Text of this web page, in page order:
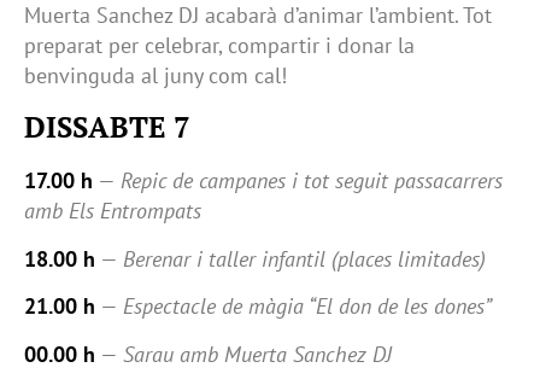
Muerta Sanchez DJ acabarà d’animar l’ambient. Tot
preparat per celebrar, compartir i donar la
benvinguda al juny com cal!
DISSABTE 7
17.00 h — Repic de campanes i tot seguit passacarrers
amb Els Entrompats
18.00 h — Berenar i taller infantil (places limitades)
21.00 h — Espectacle de màgia “El don de les dones”
00.00 h — Sarau amb Muerta Sanchez DJ